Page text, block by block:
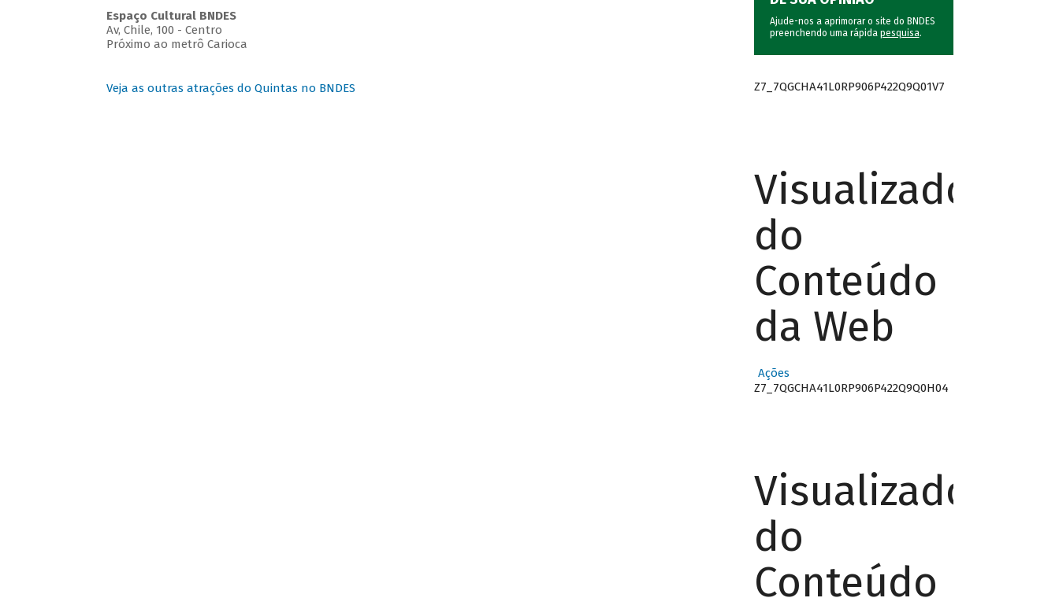
Espaço Cultural BNDES
Av, Chile, 100 - Centro
Próximo ao metrô Carioca
Veja as outras atrações do Quintas no BNDES
Ajude-nos a aprimorar o site do BNDES
preenchendo uma rápida pesquisa.
Z7_7QGCHA41L0RP906P422Q9Q01V7
Visualizador
do
Conteúdo
da Web
Ações
Z7_7QGCHA41L0RP906P422Q9Q0H04
Visualizador
do
Conteúdo